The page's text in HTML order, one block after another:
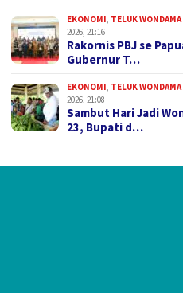
EKONOMI TELUK WONDAMA
2026, 21:16
Rakornis PBJ se
Gubernur T…
EKONOMI TELUK WONDAMA
2026, 21:08
Sambut Hari Jadi
23, Bupati d…